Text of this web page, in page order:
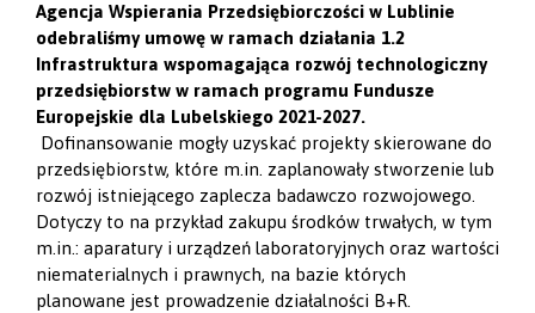
Agencja Wspierania Przedsiębiorczości w Lublinie
odebraliśmy umowę w ramach działania 1.2
Infrastruktura wspomagająca rozwój technologiczny
przedsiębiorstw w ramach programu Fundusze
Europejskie dla Lubelskiego 2021-2027.
Dofinansowanie mogły uzyskać projekty skierowane do
przedsiębiorstw, które m.in. zaplanowały stworzenie lub
rozwój istniejącego zaplecza badawczo rozwojowego.
Dotyczy to na przykład zakupu środków trwałych, w tym
m.in.: aparatury i urządzeń laboratoryjnych oraz wartości
niematerialnych i prawnych, na bazie których
planowane jest prowadzenie działalności B+R.